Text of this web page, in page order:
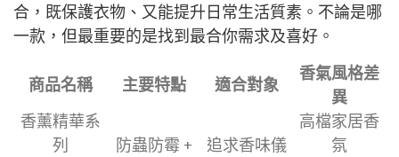
合，既保護衣物、又能提升日常生活質素。不論是哪
一款，但最重要的是找到最合你需求及喜好。
商品名稱 主要特點 適合對象
香氣風格差
異
香薰精華系
列
防蟲防霉 +
追求香味儀
高檔家居香
氛